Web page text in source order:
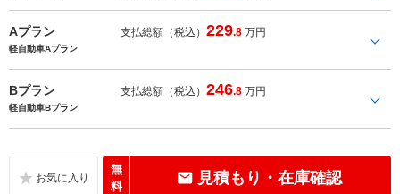
Aプラン 支払総額（税込）229.8 万円
軽自動車Aプラン
Bプラン 支払総額（税込）246.8 万円
軽自動車Bプラン
無
料
見積もり・在庫確認